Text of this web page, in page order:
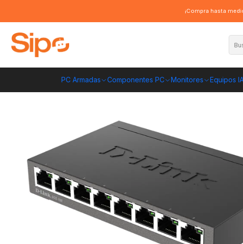
PC Armadas Componentes PC Monitores Equipos
¡Compra hasta
Switch D-Link DGS-108 8 Puertos